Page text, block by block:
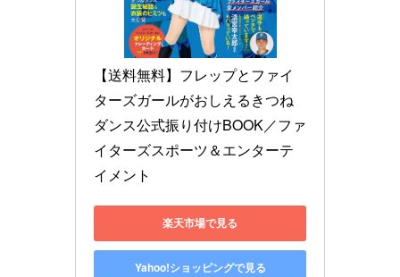
【送料無料】フレップとファイ
ターズガールがおしえるきつね
ダンス公式振り付けBOOK／ファ
イターズスポーツ＆エンターテ
イメント
楽天市場で見る
Yahoo!ショッピングで見る